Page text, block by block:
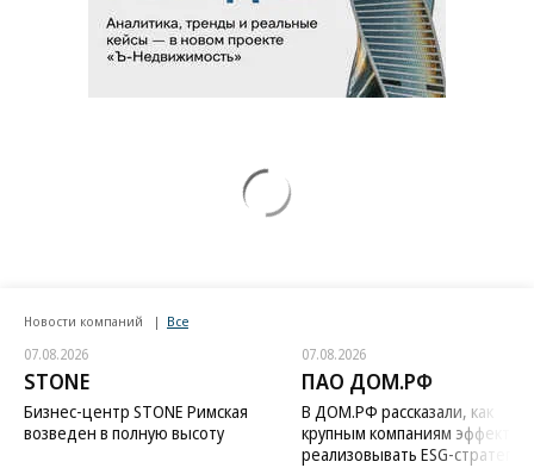
Новости компаний Все
07.08.2026
STONE
Бизнес-центр STONE Римская
возведен в полную высоту
07.08.2026
ПАО ДОМ.РФ
В ДОМ.РФ рассказали, как
крупным компаниям
реализовывать ESG-стратегию